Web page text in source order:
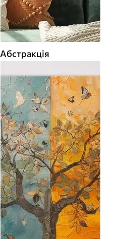
Абстракція